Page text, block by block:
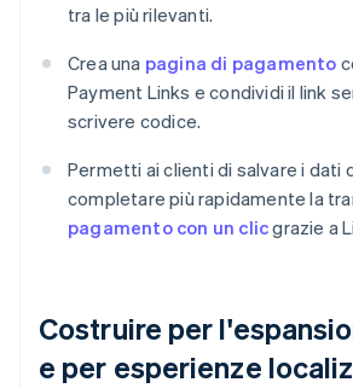
tra le più rilevanti.
Crea una pagina di pagamento
Payment Links e condividi il link
scrivere codice.
Permetti ai clienti di salvare i dati
completare più rapidamente la
pagamento con un clicgrazie a
Costruire per
e per esperienze